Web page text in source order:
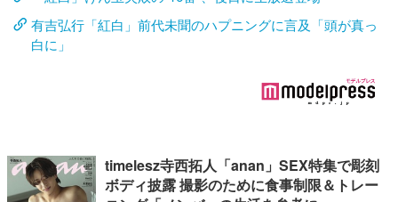
有吉弘行「紅白」前代未聞のハプニングに言及「頭が真っ
白に」
timelesz寺西拓人「anan」SEX特集で彫刻
ボディ披露 撮影のために食事制限＆トレー